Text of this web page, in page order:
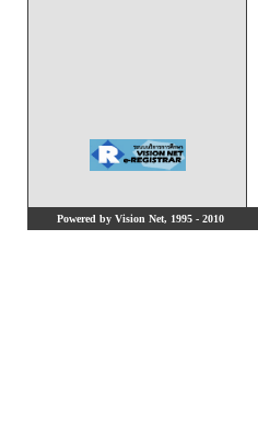
Powered by Vision Net, 1995 - 2010